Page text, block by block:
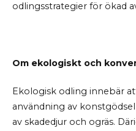
odlingsstrategier för ökad
Om ekologiskt och
Ekologisk odling innebär
användning av
av skadedjur och ogräs.